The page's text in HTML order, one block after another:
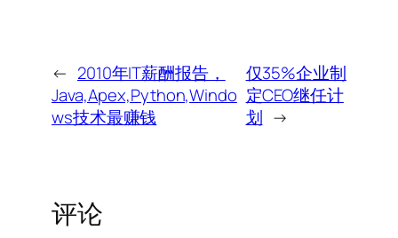
← 2010年IT薪酬报告，
Java,Apex,Python,Windo
ws技术最赚钱
仅35%企业制
定CEO继任计
划 →
评论